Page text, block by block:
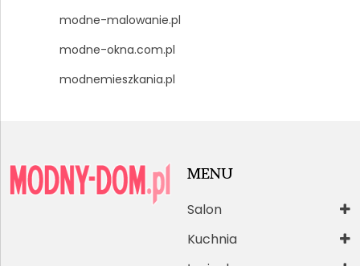
modne-malowanie.pl
modne-okna.com.pl
modnemieszkania.pl
MENU
Salon
Kuchnia